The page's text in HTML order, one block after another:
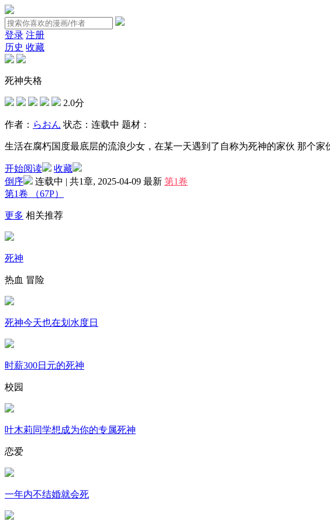
登录 注册
历史 收藏
死神失格
2.0分
作者： らおん 状态： 连载中 题材：
生活在腐朽国度最底层的流浪少女，在某一天遇到了自称为死神的家伙 那个家
开始阅读
收藏
倒序
连载中 | 共1章, 2025-04-09 最新 第1卷
第1卷
（67P）
更多 相关推荐
死神
热血 冒险
死神今天也在划水度日
时薪300日元的死神
校园
叶木莉同学想成为你的专属死神
恋爱
一年内不结婚就会死